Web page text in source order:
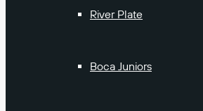
River Plate
Boca Juniors